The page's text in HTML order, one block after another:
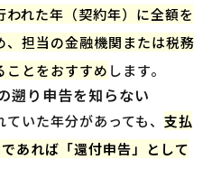
れた年（契約年）に全額を
、担当の金融機関または税務
ことをおすすめ します。
遡り申告を知らない
いた年分があっても、 支払
あれば「還付申告」として